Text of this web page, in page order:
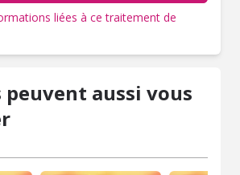
liées à ce traitement de
peuvent aussi vous